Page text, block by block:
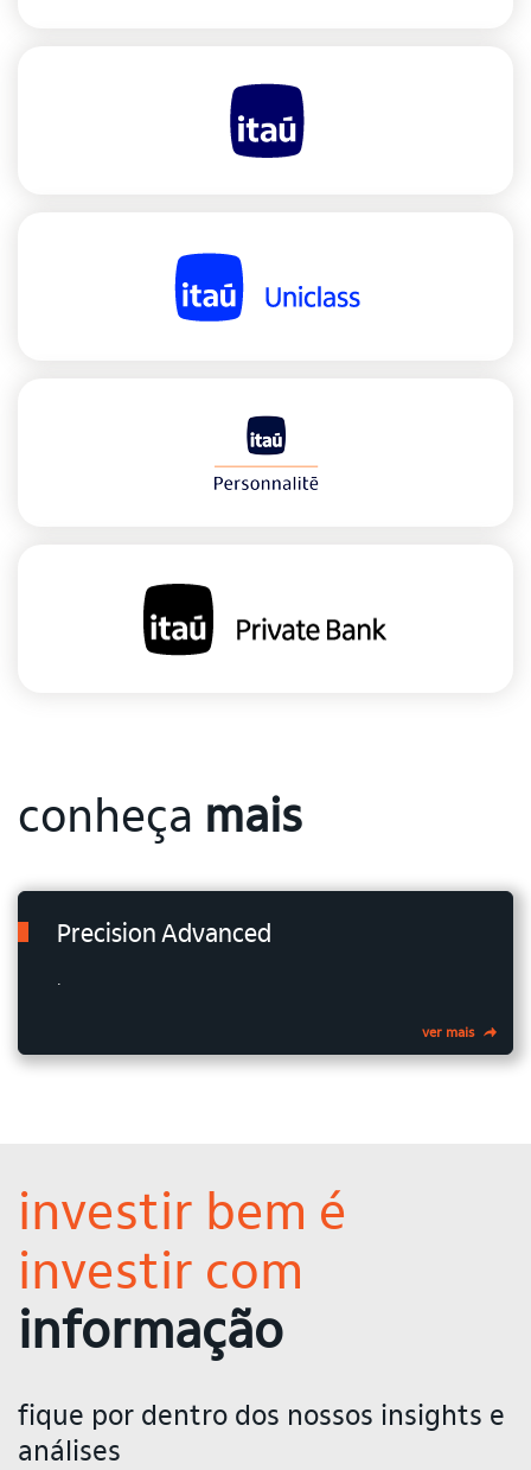
conheça mais
Precision Advanced
.
ver mais
investir bem é
investir com
informação
fique por dentro dos nossos insights e
análises